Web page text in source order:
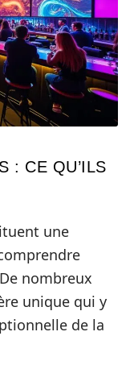
: CE QU’ILS
une
nombreux
unique qui y
de la